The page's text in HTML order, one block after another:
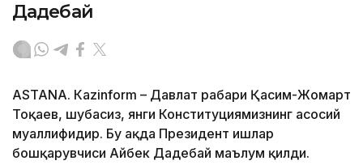
Дадебай
ASTANА. Каzinform – Давлат раҳбари Қасим-Жомарт
Тоқаев, шубҳасиз, янги Конституциямизнинг асосий
муаллифидир. Бу ҳақда Президент ишлар
бошқарувчиси Айбек Дадебай маълум қилди.